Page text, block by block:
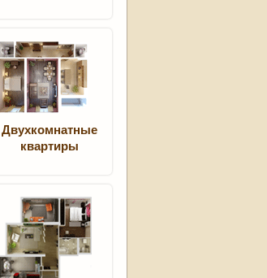
Двухкомнатные
квартиры